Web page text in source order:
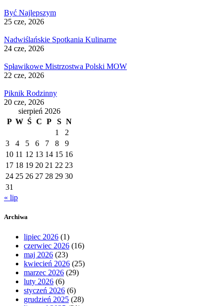
Być Najlepszym
25 cze, 2026
Nadwiślańskie Spotkania Kulinarne
24 cze, 2026
Spławikowe Mistrzostwa Polski MOW
22 cze, 2026
Piknik Rodzinny
20 cze, 2026
sierpień 2026
P W Ś C P S N
1
2
3
4 5 6 7 8
9
10 11 12 13 14 15 16
17 18 19 20 21 22 23
24 25 26 27 28 29 30
31
« lip
Archiwa
lipiec 2026 (1)
czerwiec 2026 (16)
maj 2026 (23)
kwiecień 2026 (25)
marzec 2026 (29)
luty 2026 (6)
styczeń 2026 (6)
grudzień 2025 (28)